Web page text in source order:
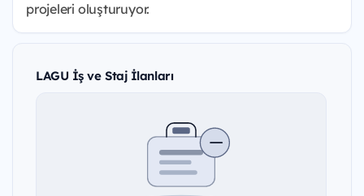
projeleri oluşturuyor.
LAGU İş ve Staj İlanları